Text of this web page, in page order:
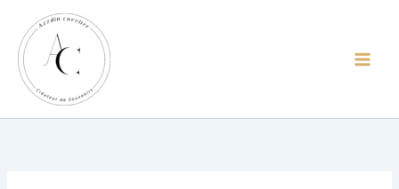
principal
contenu